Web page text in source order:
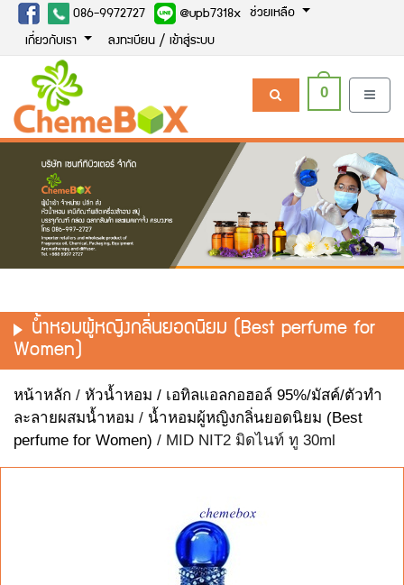
086-9972727 @upb7318x ช่วยเหลือ
เกี่ยวกับเรา ลงทะเบียน / เข้าสู่ระบบ
0
น้ำหอมผู้หญิงกลิ่นยอดนิยม (Best perfume for
Women)
หน้าหลัก / หัวน้ำหอม / เอทิลแอลกอฮอล์ 95%/มัสค์/ตัวทำ
ละลายผสมน้ำหอม / น้ำหอมผู้หญิงกลิ่นยอดนิยม (Best
perfume for Women) / MID NIT2 มิดไนท์ ทู 30ml